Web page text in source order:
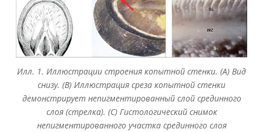
Илл. 1. Иллюстрации строения копытной стенки. (A) Вид
снизу. (B) Иллюстрация среза копытной стенки
демонстрирует непигментированный слой срединного
слоя (стрелка). (C) Гистологический снимок
непигментированного участка срединного слоя